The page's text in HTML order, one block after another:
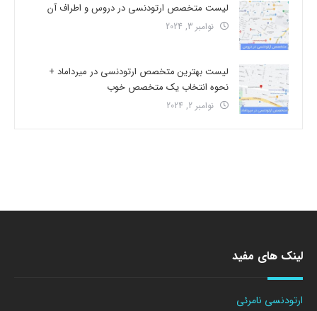
لیست متخصص ارتودنسی در دروس و اطراف آن
نوامبر 3, 2024
لیست بهترین متخصص ارتودنسی در میرداماد +
نحوه انتخاب یک متخصص خوب
نوامبر 2, 2024
لینک های مفید
ارتودنسی نامرئی